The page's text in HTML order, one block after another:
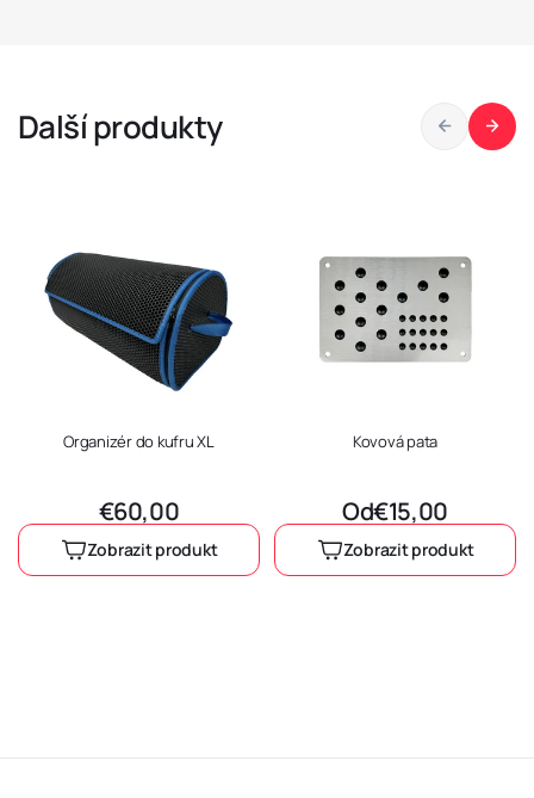
Další produkty
Organizér do kufru XL
Výprodejová cena
€60,00
Zobrazit produkt
Kovová pata
OdVýprodejová
€15,00
Zobrazit produkt